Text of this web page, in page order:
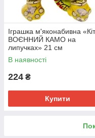
Іграшка м'яконабивна «Кіт
ВОЄННИЙ КАМО на
липучках» 21 см
В наявності
224 ₴
Купити